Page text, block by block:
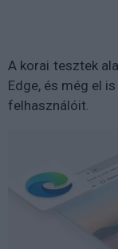
A korai tesztek
Edge, és még el
felhasználóit.